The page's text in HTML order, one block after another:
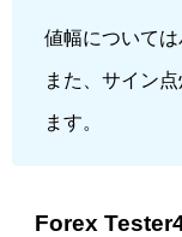
値幅については
また、サイン
ます。
Forex